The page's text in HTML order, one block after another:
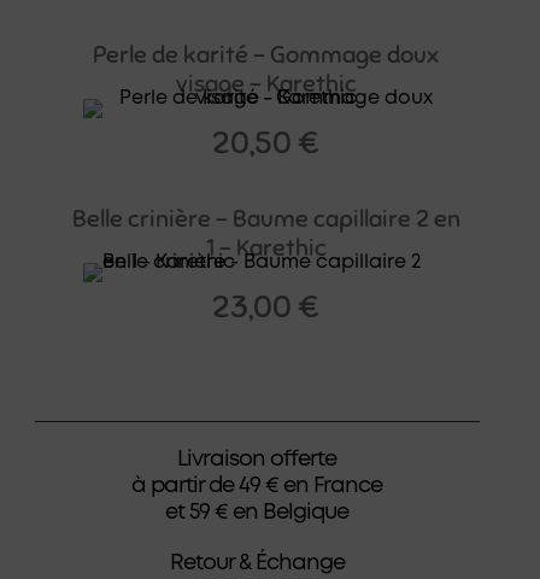
Perle de karité – Gommage doux
visage – Karethic
20,50 €
Belle crinière – Baume capillaire 2 en
1 – Karethic
23,00 €
Livraison offerte
à partir de 49 € en France
et 59 € en Belgique
Retour & Échange